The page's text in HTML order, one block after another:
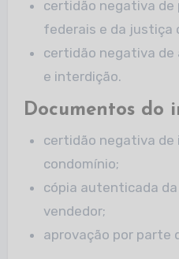
certidão negativa
federais e da justiça
certidão negativa de
e interdição.
Documentos do
certidão negativa de
condomínio;
cópia autenticada
vendedor;
aprovação por parte